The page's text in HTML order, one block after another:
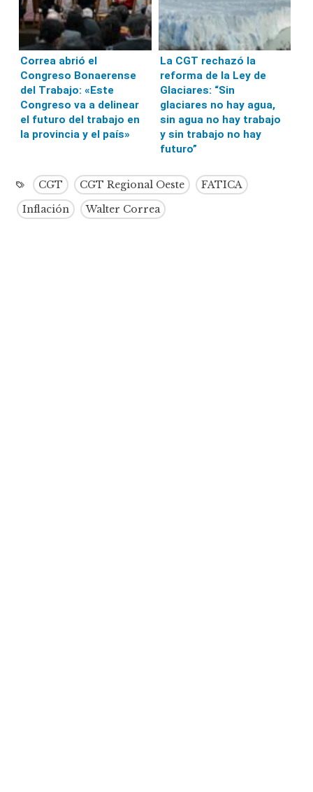
Correa abrió el
Congreso Bonaerense
del Trabajo: «Este
Congreso va a delinear
el futuro del trabajo en
la provincia y el país»
La CGT rechazó la
reforma de la Ley de
Glaciares: “Sin
glaciares no hay agua,
sin agua no hay trabajo
y sin trabajo no hay
futuro”
CGT CGT Regional Oeste
FATICA
Inflación
Walter Correa